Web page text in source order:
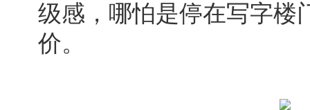
级感，哪怕是停在写字楼
价。